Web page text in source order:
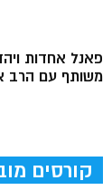
פאנל אחדות
משותף עם הרב
קורסים